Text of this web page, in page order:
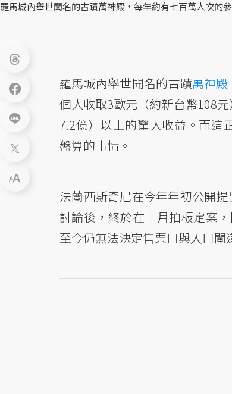
羅馬城內舉世聞名的古蹟萬神殿，每年約有七百萬人次的
羅馬城內舉世聞名的古蹟萬神殿
個人收取3歐元（約新台幣108
7.2億）以上的驚人收益。而這
盤算的事情。
法蘭西斯奇尼在今年年初公開
討論後，終於在十月拍板定案
至今仍無法決定售票口與入口閘